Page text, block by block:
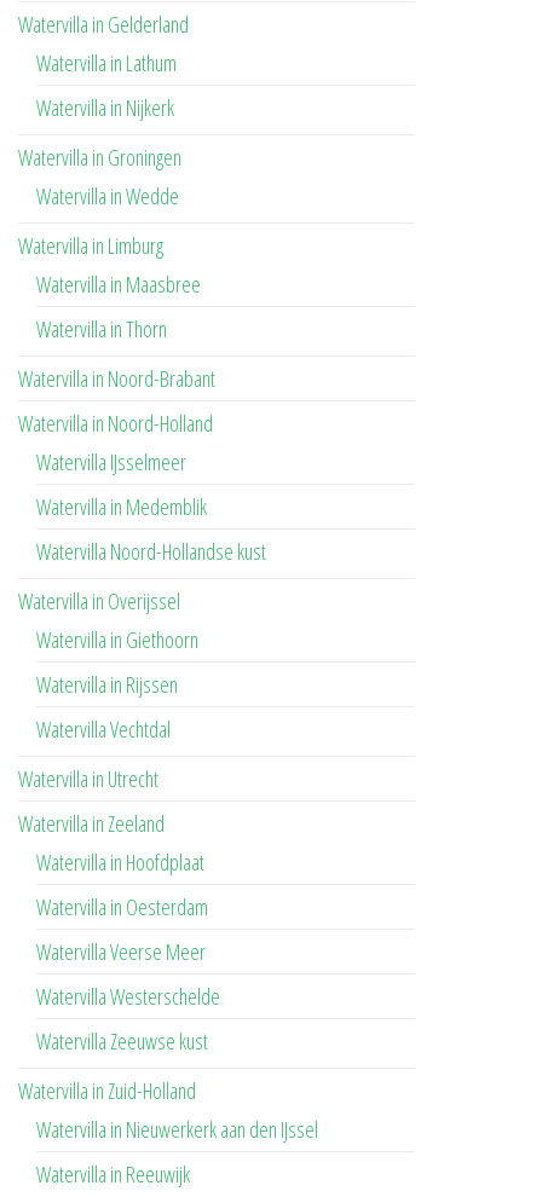
Watervilla in Gelderland
Watervilla in Lathum
Watervilla in Nijkerk
Watervilla in Groningen
Watervilla in Wedde
Watervilla in Limburg
Watervilla in Maasbree
Watervilla in Thorn
Watervilla in Noord-Brabant
Watervilla in Noord-Holland
Watervilla IJsselmeer
Watervilla in Medemblik
Watervilla Noord-Hollandse kust
Watervilla in Overijssel
Watervilla in Giethoorn
Watervilla in Rijssen
Watervilla Vechtdal
Watervilla in Utrecht
Watervilla in Zeeland
Watervilla in Hoofdplaat
Watervilla in Oesterdam
Watervilla Veerse Meer
Watervilla Westerschelde
Watervilla Zeeuwse kust
Watervilla in Zuid-Holland
Watervilla in Nieuwerkerk aan den IJssel
Watervilla in Reeuwijk